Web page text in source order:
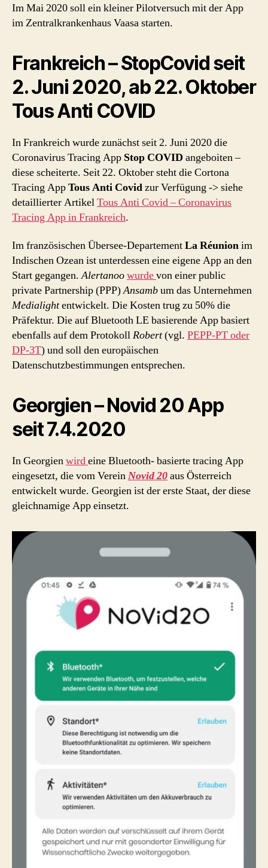
Im Mai 2020 soll ein kleiner Pilotversuch mit der App
im Zentralkrankenhaus Vaasa starten.
Frankreich – StopCovid seit
2. Juni 2020, ab 22. Oktober
Tous Anti COVID
In Frankreich wurde zunächst seit 2. Juni 2020 die
Coronavirus Tracing App Stop COVID angeboiten –
diese scheiterte. Seit 22. Oktober steht die Cortona
Tracing AppTous Anti Covidzur Verfügung -> siehe
detaillierter ArtikelTous Anti Covid – Coronavirus
Tracing App in Frankreich.
Im französischen Übersee-DepartementLa Réunionim
Indischen Ozean ist unterdessen eine eigene App an den
Start gegangen.Alertanoowurdevon einer public
private Partnership (PPP)Ansambum das Unternehmen
Medialightentwickelt. Die Kosten trug zu 50% die
Präfektur. Die auf Bluetooth LE basierende App basiert
ebenfalls auf dem ProtokollRobert(vgl. PEPP-PT oder
DP-3T) und soll den europäischen
Datenschutzbestimmungen entsprechen.
Georgien – Novid 20 App
seit 7.4.2020
In Georgienwirdeine Bluetooth- basierte tracing App
eingesetzt, die vom VereinNovid 20aus Österreich
entwickelt wurde. Georgien ist der erste Staat, der diese
gleichnamige App einsetzt.